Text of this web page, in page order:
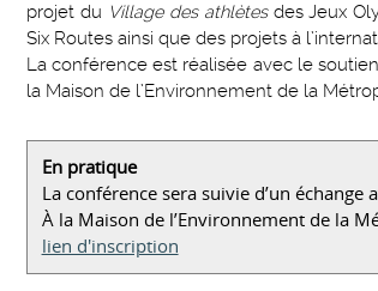
projet du Village des athlètesdes Jeux
Six Routes ainsi que des projets à
La conférence est réalisée avec le
la Maison de l’Environnement de la
En pratique
La conférence sera suivie d’un échange
À la Maison de l’Environnement de la
lien d'inscription